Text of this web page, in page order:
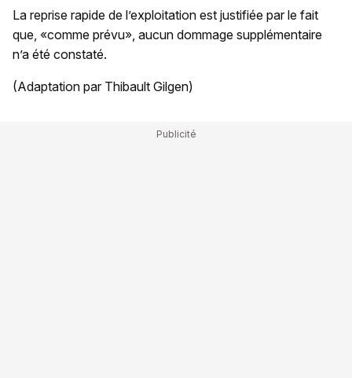
La reprise rapide de l’exploitation est justifiée par le fait
que, «comme prévu», aucun dommage supplémentaire
n’a été constaté.
(Adaptation par Thibault Gilgen)